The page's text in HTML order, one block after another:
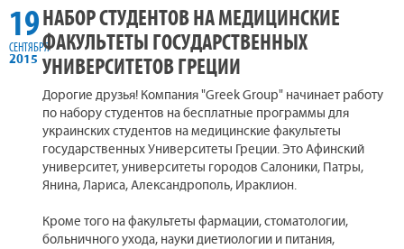
19
СЕНТЯБРЯ
2015
НАБОР СТУДЕНТОВ НА МЕДИЦИНСКИЕ
ФАКУЛЬТЕТЫ ГОСУДАРСТВЕННЫХ
УНИВЕРСИТЕТОВ ГРЕЦИИ
Дорогие друзья! Компания "Greek Group" начинает работу
по набору студентов на бесплатные программы для
украинских студентов на медицинские факультеты
государственных Университеты Греции. Это Афинский
университет, университеты городов Салоники, Патры,
Янина, Лариса, Александрополь, Ираклион.
Кроме того на факультеты фармации, стоматологии,
больничного ухода, науки диетиологии и питания,